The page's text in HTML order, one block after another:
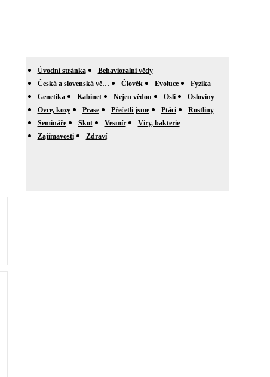
Úvodní stránka
Behavioralni vědy
Česká a slovenská vě…
Člověk Evoluce
Fyzika
Genetika
Kabinet Nejen vědou Osli
Osloviny
Ovce, kozy
Prase Přečetli jsme Ptáci
Rostliny
Semináře
Skot Vesmír
Viry, bakterie
Zajímavosti
Zdraví